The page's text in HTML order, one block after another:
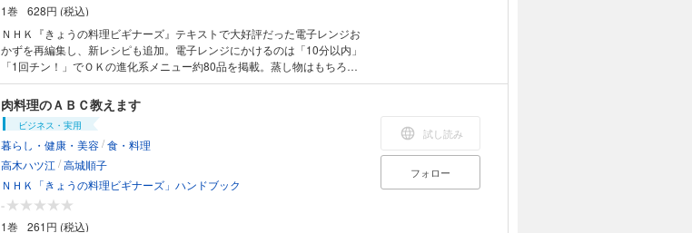
1巻
628円 (税込)
ＮＨＫ『きょうの料理ビギナーズ』テキストで大好評だった電子レンジお
かずを再編集し、新レシピも追加。電子レンジにかけるのは「10分以内」
「1回チン！」でＯＫの進化系メニュー約80品を掲載。蒸し物はもちろ
ん、フライパン料理、揚げ物、オーブン料理、おふくろの味まで、電子レ
ンジにみ～んなおまかせ！ ※カラーコンテンツです。モノクロ端末などで
は読みづらい場合があります。
肉料理のＡＢＣ教えます
ビジネス・実用
暮らし・健康・美容/食・料理
高木ハツ江 /高城順子
ＮＨＫ「きょうの料理ビギナーズ」ハンドブック
-
1巻
261円 (税込)
試し読み
フォロー